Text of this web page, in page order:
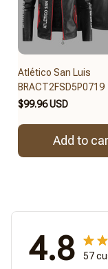
Atlético San Luis
BRACT2FSD5P0719
$99.96 USD
Add to
4.8 57